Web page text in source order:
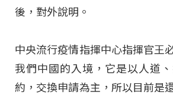
後，對外說明。
中央流行疫情指揮中心指揮官王
我們中國的入境，它是以人道
約，交換申請為主，所以目前是